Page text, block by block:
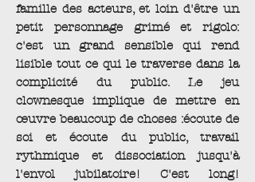
famille des acteurs, et loin d'être un
petit personnage grimé et rigolo:
c'est un grand sensible qui rend
lisible tout ce qui le traverse dans la
complicité du public. Le jeu
clownesque implique de mettre en
œuvre beaucoup de choses :écoute de
soi et écoute du public, travail
rythmique et dissociation jusqu'à
l'envol jubilatoire! C'est long!